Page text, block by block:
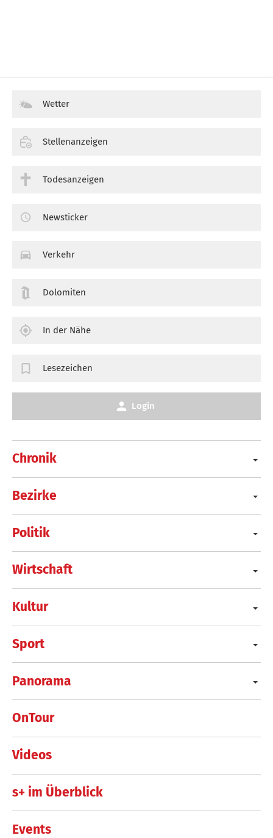
Chronik
Bezirke
Politik
Wirtschaft
Kultur
Sport
Panorama
OnTour
Videos
s+ im Überblick
Events
Wetter
Stellenanzeigen
Todesanzeigen
Newsticker
Verkehr
Dolomiten
In der Nähe
Lesezeichen
Login